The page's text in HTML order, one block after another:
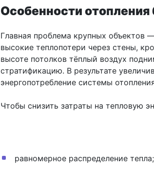
Особенности
Главная проблема крупных объектов
высокие теплопотери через стены,
высоте потолков тёплый воздух
стратификацию. В результате
энергопотребление системы
Чтобы снизить затраты на тепловую
равномерное распределение тепла;